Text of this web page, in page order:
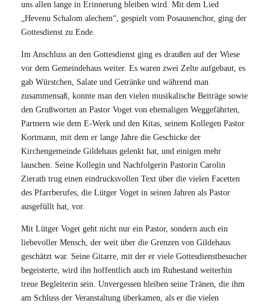
uns allen lange in Erinnerung bleiben wird. Mit dem Lied
„Hevenu Schalom alechem“, gespielt vom Posaunenchor, ging der
Gottesdienst zu Ende.
Im Anschluss an den Gottesdienst ging es draußen auf der Wiese
vor dem Gemeindehaus weiter. Es waren zwei Zelte aufgebaut, es
gab Würstchen, Salate und Getränke und während man
zusammensaß, konnte man den vielen musikalische Beiträge sowie
den Grußworten an Pastor Voget von ehemaligen Weggefährten,
Partnern wie dem E-Werk und den Kitas, seinem Kollegen Pastor
Kortmann, mit dem er lange Jahre die Geschicke der
Kirchengemeinde Gildehaus gelenkt hat, und einigen mehr
lauschen. Seine Kollegin und Nachfolgerin Pastorin Carolin
Zierath trug einen eindrucksvollen Text über die vielen Facetten
des Pfarrberufes, die Lütger Voget in seinen Jahren als Pastor
ausgefüllt hat, vor.
Mit Lütger Voget geht nicht nur ein Pastor, sondern auch ein
liebevoller Mensch, der weit über die Grenzen von Gildehaus
geschätzt war. Seine Gitarre, mit der er viele Gottesdienstbesucher
begeisterte, wird ihn hoffentlich auch im Ruhestand weiterhin
treue Begleiterin sein. Unvergessen bleiben seine Tränen, die ihm
am Schluss der Veranstaltung überkamen, als er die vielen